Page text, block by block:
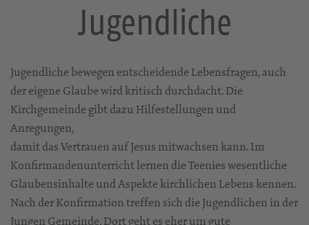
i
Jugendliche
Jugendliche bewegen entscheidende Lebensfragen, auch
der eigene Glaube wird kritisch durchdacht. Die
Kirchgemeinde gibt dazu Hilfestellungen und
Anregungen,
damit das Vertrauen auf Jesus mitwachsen kann. Im
Konfirmandenunterricht lernen die Teenies wesentliche
Glaubensinhalte und Aspekte kirchlichen Lebens kennen.
Nach der Konfirmation treffen sich die Jugendlichen in der
Jungen Gemeinde. Dort geht es eher um gute